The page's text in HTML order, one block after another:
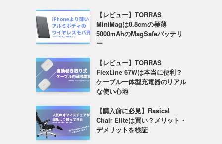
【レビュー】TORRAS
MiniMagは0.8cmの極薄
5000mAhのMagSafeバッテリ
ー
【レビュー】TORRAS
FlexLine 67Wは本当に便利？
ケーブル一体型充電器のリアル
な使い心地
【購入前に必見】Rasical
Chair Eliteは買い？メリット・
デメリットを検証